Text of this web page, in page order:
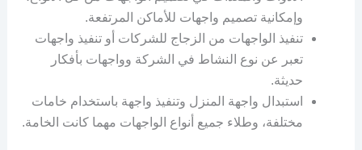
وإمكانية تصميم واجهات للأماكن المرتفعة.
تنفيذ الواجهات من الزجاج للشركات أو تنفيذ واجهات
تعبر عن نوع النشاط في الشركة وواجهات بأفكار
حديثة.
استبدال واجهة المنزل وتنفيذ واجهة باستخدام خامات
مختلفة، وطلاء جميع أنواع الواجهات مهما كانت الخامة.